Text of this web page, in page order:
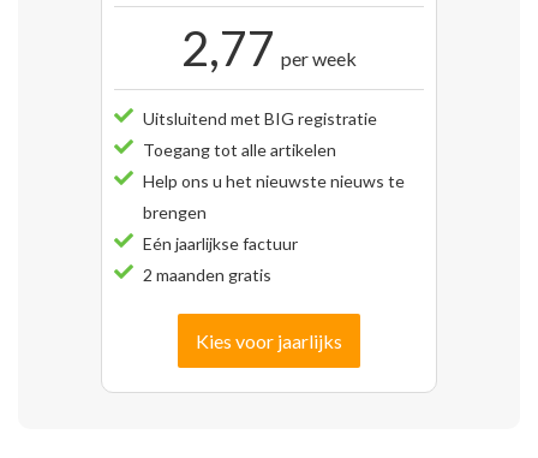
2,77 per week
Uitsluitend met BIG registratie
Toegang tot alle artikelen
Help ons u het nieuwste nieuws te
brengen
Eén jaarlijkse factuur
2 maanden gratis
Kies voor jaarlijks